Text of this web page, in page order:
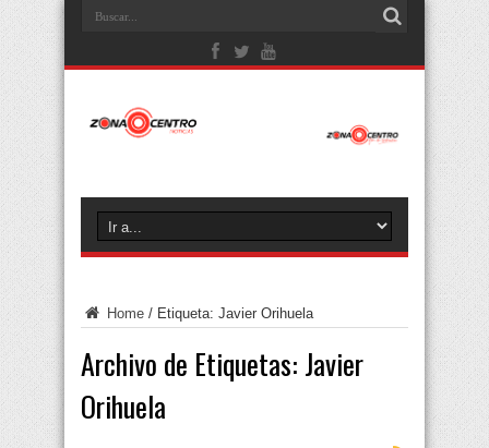
Home / Etiqueta: Javier Orihuela
Archivo de Etiquetas: Javier
Orihuela